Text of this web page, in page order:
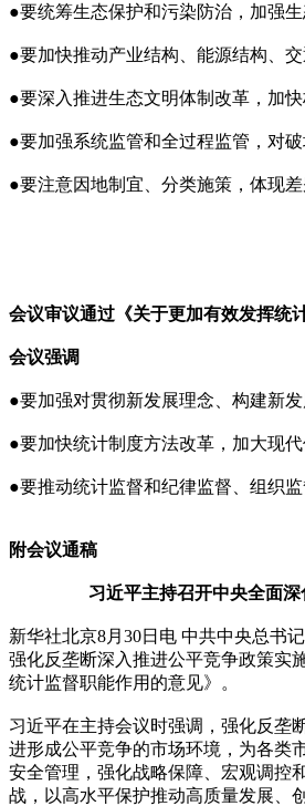
●要统筹生态保护和污染防治，加强
●要加快推动产业结构、能源结构、
●要深入推进生态文明体制改革，加
●要加强系统监管和全过程监管，对
●要注意因地制宜、分类施策，体现差
会议审议通过《关于更加有效发挥统
会议强调
●要加强对贯彻新发展理念、构建新
●要加快统计制度方法改革，加大现
●要推动统计监督和纪律监督、组织
附会议通稿
习近平主持召开中央全面
新华社北京8月30日电 中共中央总书
强化反垄断深入推进公平竞争政策实
统计监督职能作用的意见》。
习近平在主持会议时强调，强化反垄
进形成公平竞争的市场环境，为各类
安全管理，强化战略保障、宏观调控
战，以高水平保护推动高质量发展、